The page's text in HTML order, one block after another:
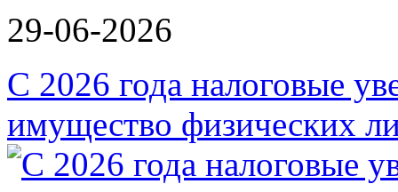
29-06-2026
С 2026 года налоговые
имущество физических